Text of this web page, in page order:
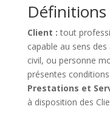
Définitions
Client : tout
capable au sens
civil, ou personne
présentes
Prestations et
à disposition des